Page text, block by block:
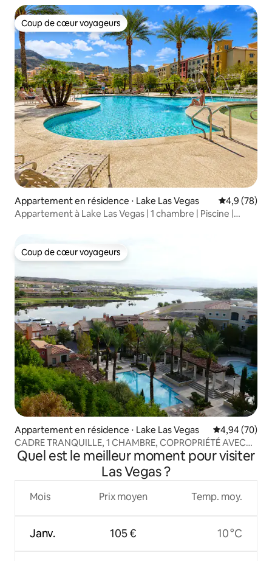
Coup de cœur voyageurs
Coup de cœur voyageurs
Appartement en résidence ⋅ Lake Las Vegas Évaluation
4,9 (78)
Appartement à Lake Las Vegas | 1 chambre | Piscine |
Coup de cœur voyageurs
Coup de cœur voyageurs
Appartement en résidence ⋅ Lake Las Vegas Évaluation
4,94 (70)
CADRE TRANQUILLE, 1 CHAMBRE, COPROPRIÉTÉ AVEC
VUE AU 6E ÉTAGE
Quel est le meilleur moment pour visiter
Las Vegas ?
Mois
Janv.
Prix moyen
105 €
Temp. moy.
10 °C